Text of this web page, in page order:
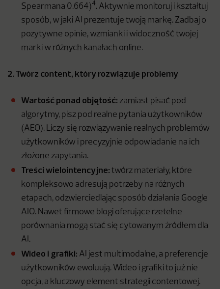
Spearmana 0.664)4. Aktywnie monitoruj i kształtuj
sposób, w jaki AI prezentuje twoją markę. Zadbaj o
pozytywne opinie, wzmianki i widoczność twojej
marki w różnych kanałach online.
2. Twórz content, który rozwiązuje problemy
Wartość ponad objętość: zamiast pisać pod
algorytmy, pisz pod realne pytania użytkowników
(AEO). Liczy się rozwiązywanie realnych problemów
użytkowników i precyzyjnie odpowiadanie na ich
złożone zapytania.
Treści wielointencyjne: twórz materiały, które
kompleksowo adresują potrzeby na różnych
etapach, odzwierciedlając sposób działania Google
AIO. Nawet firmowe blogi oferujące rzetelne
porównania mogą stać się cytowanym źródłem dla
AI.
Wideo i grafiki: AI jest multimodalne, a preferencje
użytkowników ewoluują. Wideo i grafiki to już nie
opcja, a kluczowy element strategii contentowej.